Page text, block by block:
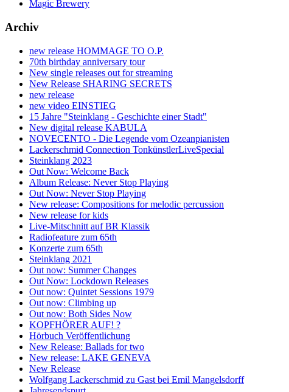
Magic Brewery
Archiv
new release HOMMAGE TO O.P.
70th birthday anniversary tour
New single releases out for streaming
New Release SHARING SECRETS
new release
new video EINSTIEG
15 Jahre "Steinklang - Geschichte einer Stadt"
New digital release KABULA
NOVECENTO - Die Legende vom Ozeanpianisten
Lackerschmid Connection TonkünstlerLiveSpecial
Steinklang 2023
Out Now: Welcome Back
Album Release: Never Stop Playing
Out Now: Never Stop Playing
New release: Compositions for melodic percussion
New release for kids
Live-Mitschnitt auf BR Klassik
Radiofeature zum 65th
Konzerte zum 65th
Steinklang 2021
Out now: Summer Changes
Out Now: Lockdown Releases
Out now: Quintet Sessions 1979
Out now: Climbing up
Out now: Both Sides Now
KOPFHÖRER AUF! ?
Hörbuch Veröffentlichung
New Release: Ballads for two
New release: LAKE GENEVA
New Release
Wolfgang Lackerschmid zu Gast bei Emil Mangelsdorff